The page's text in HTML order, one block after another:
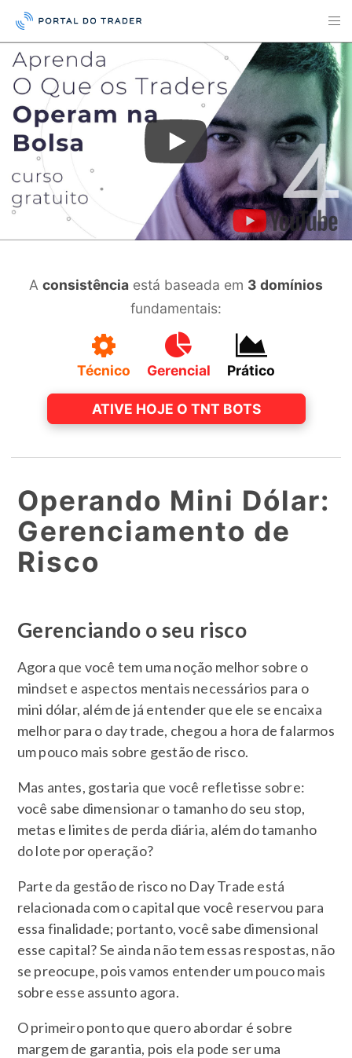
A consistência está baseada em 3 domínios
fundamentais:
Técnico Gerencial Prático
ATIVE HOJE O TNT BOTS
Operando Mini Dólar:
Gerenciamento de
Risco
Gerenciando o seu risco
Agora que você tem uma noção melhor sobre o
mindset e aspectos mentais necessários para o
mini dólar, além de já entender que ele se encaixa
melhor para o day trade, chegou a hora de falarmos
um pouco mais sobre gestão de risco.
Mas antes, gostaria que você refletisse sobre:
você sabe dimensionar o tamanho do seu stop,
metas e limites de perda diária, além do tamanho
do lote por operação?
Parte da gestão de risco no Day Trade está
relacionada com o capital que você reservou para
essa finalidade; portanto, você sabe dimensional
esse capital? Se ainda não tem essas respostas, não
se preocupe, pois vamos entender um pouco mais
sobre esse assunto agora.
O primeiro ponto que quero abordar é sobre
margem de garantia, pois ela pode ser uma